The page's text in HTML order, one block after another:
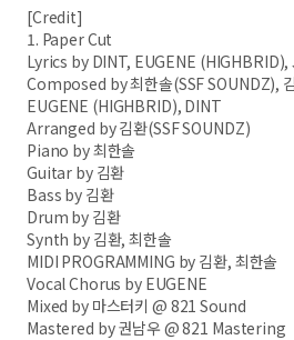
[Credit]
1. Paper Cut
Lyrics by DINT, EUGENE
Composed by 최한솔(SSF SOUNDZ),
EUGENE (HIGHBRID), DINT
Arranged by 김환(SSF SOUNDZ)
Piano by 최한솔
Guitar by 김환
Bass by 김환
Drum by 김환
Synth by 김환, 최한솔
MIDI PROGRAMMING by 김환, 최한솔
Vocal Chorus by EUGENE
Mixed by 마스터키 @ 821 Sound
Mastered by 권남우 @ 821 Mastering